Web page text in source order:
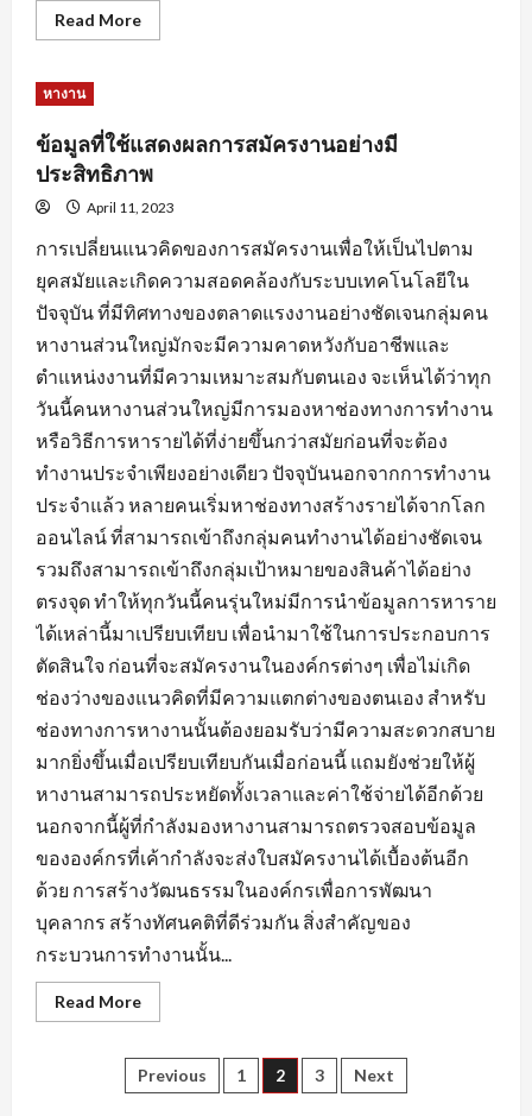
Read MoreRead
more
สมัคร
งาน
พร้อม
คำ
แนะนำ
ปรับ
ข้อมูล
ใบ
สมัคร
หางาน
ข้อมูลที่ใช้แสดงผลการสมัครงานอย่างมี
ประสิทธิภาพ
April 11, 2023
การเปลี่ยนแนวคิดของการสมัครงานเพื่อให้เป็นไปตาม
ยุคสมัยและเกิดความสอดคล้องกับระบบเทคโนโลยีใน
ปัจจุบัน ที่มีทิศทางของตลาดแรงงานอย่างชัดเจนกลุ่มคน
หางานส่วนใหญ่มักจะมีความคาดหวังกับอาชีพและ
ตำแหน่งงานที่มีความเหมาะสมกับตนเอง จะเห็นได้ว่าทุก
วันนี้คนหางานส่วนใหญ่มีการมองหาช่องทางการทำงาน
หรือวิธีการหารายได้ที่ง่ายขึ้นกว่าสมัยก่อนที่จะต้อง
ทำงานประจำเพียงอย่างเดียว ปัจจุบันนอกจากการทำงาน
ประจำแล้ว หลายคนเริ่มหาช่องทางสร้างรายได้จากโลก
ออนไลน์ ที่สามารถเข้าถึงกลุ่มคนทำงานได้อย่างชัดเจน
รวมถึงสามารถเข้าถึงกลุ่มเป้าหมายของสินค้าได้อย่าง
ตรงจุด ทำให้ทุกวันนี้คนรุ่นใหม่มีการนำข้อมูลการหาราย
ได้เหล่านี้มาเปรียบเทียบ เพื่อนำมาใช้ในการประกอบการ
ตัดสินใจ ก่อนที่จะสมัครงานในองค์กรต่างๆ เพื่อไม่เกิด
ช่องว่างของแนวคิดที่มีความแตกต่างของตนเอง สำหรับ
ช่องทางการหางานนั้นต้องยอมรับว่ามีความสะดวกสบาย
มากยิ่งขึ้นเมื่อเปรียบเทียบกันเมื่อก่อนนี้ แถมยังช่วยให้ผู้
หางานสามารถประหยัดทั้งเวลาและค่าใช้จ่ายได้อีกด้วย
นอกจากนี้ผู้ที่กำลังมองหางานสามารถตรวจสอบข้อมูล
ขององค์กรที่เค้ากำลังจะส่งใบสมัครงานได้เบื้องต้นอีก
ด้วย การสร้างวัฒนธรรมในองค์กรเพื่อการพัฒนา
บุคลากร สร้างทัศนคติที่ดีร่วมกัน สิ่งสำคัญของ
กระบวนการทำงานนั้น...
Read MoreRead
more
ที่
ใช้
แสดง
Posts
Previous 1 2 3 Next